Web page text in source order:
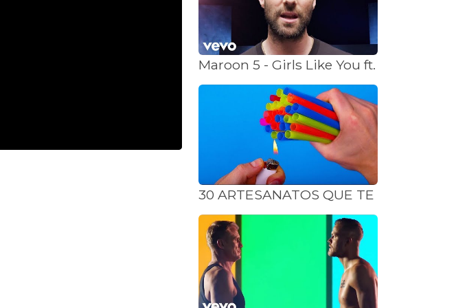
Maroon 5 - Girls Like You ft. Cardi B
30 ARTESANATOS QUE TE FARÃO